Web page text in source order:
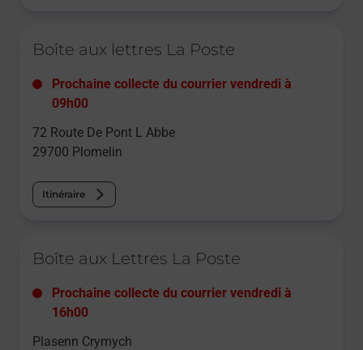
Boîte aux lettres La Poste
Prochaine collecte du courrier vendredi à
09h00
72 Route De Pont L Abbe
29700 Plomelin
Itinéraire
Boîte aux Lettres La Poste
Prochaine collecte du courrier vendredi à
16h00
Plasenn Crymych